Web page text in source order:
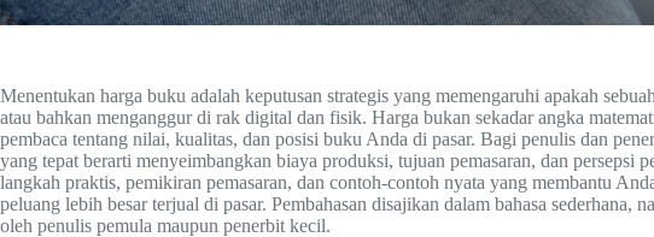
Menentukan harga buku adalah keputusan strategis yang memengaruhi apakah
atau bahkan menganggur di rak digital dan fisik. Harga bukan sekadar angka
pembaca tentang nilai, kualitas, dan posisi buku Anda di pasar. Bagi penulis dan
yang tepat berarti menyeimbangkan biaya produksi, tujuan pemasaran, dan persepsi
langkah praktis, pemikiran pemasaran, dan contoh-contoh nyata yang membantu
peluang lebih besar terjual di pasar. Pembahasan disajikan dalam bahasa sederhana,
oleh penulis pemula maupun penerbit kecil.